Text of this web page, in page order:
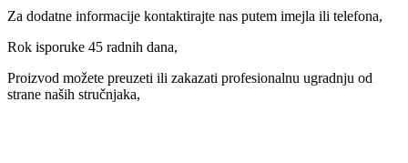
Za dodatne informacije kontaktirajte nas putem imejla ili telefona,
Rok isporuke 45 radnih dana,
Proizvod možete preuzeti ili zakazati profesionalnu ugradnju od
strane naših stručnjaka,